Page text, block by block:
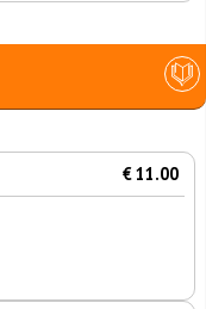
€ 11.00